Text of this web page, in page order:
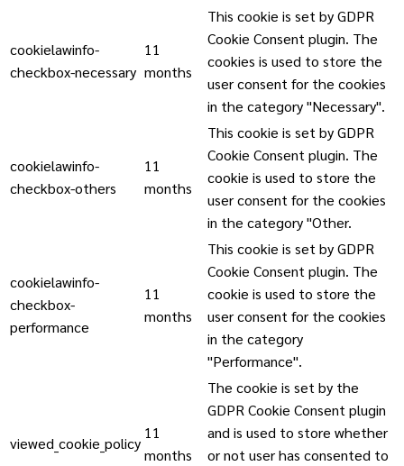
cookielawinfo-
checkbox-necessary
11
months
This cookie is set by GDPR
Cookie Consent plugin. The
cookies is used to store the
user consent for the cookies
in the category "Necessary".
cookielawinfo-
checkbox-others
11
months
This cookie is set by GDPR
Cookie Consent plugin. The
cookie is used to store the
user consent for the cookies
in the category "Other.
cookielawinfo-
checkbox-
performance
11
months
This cookie is set by GDPR
Cookie Consent plugin. The
cookie is used to store the
user consent for the cookies
in the category
"Performance".
viewed_cookie_policy
11
months
The cookie is set by the
GDPR Cookie Consent plugin
and is used to store whether
or not user has consented to